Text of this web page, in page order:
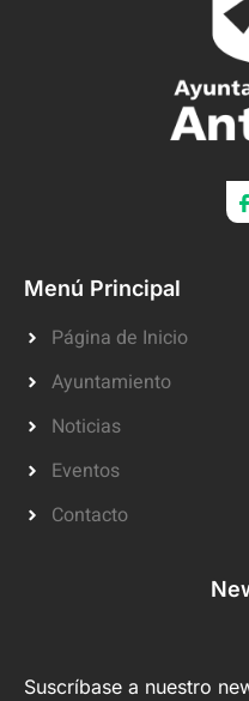
Menú Principal
Página de Inicio
Ayuntamiento
Noticias
Eventos
Contacto
Suscríbase a nuestro